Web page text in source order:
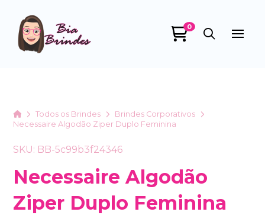
0
HomeTodos os Brindes
Brindes Corporativos
Necessaire Algodão Ziper Duplo Feminina
SKU: BB-5c99b3f24346
Necessaire Algodão
Ziper Duplo Feminina